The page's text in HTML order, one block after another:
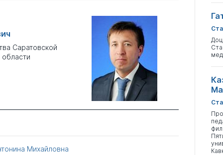
Саратовской
области
Михайловна